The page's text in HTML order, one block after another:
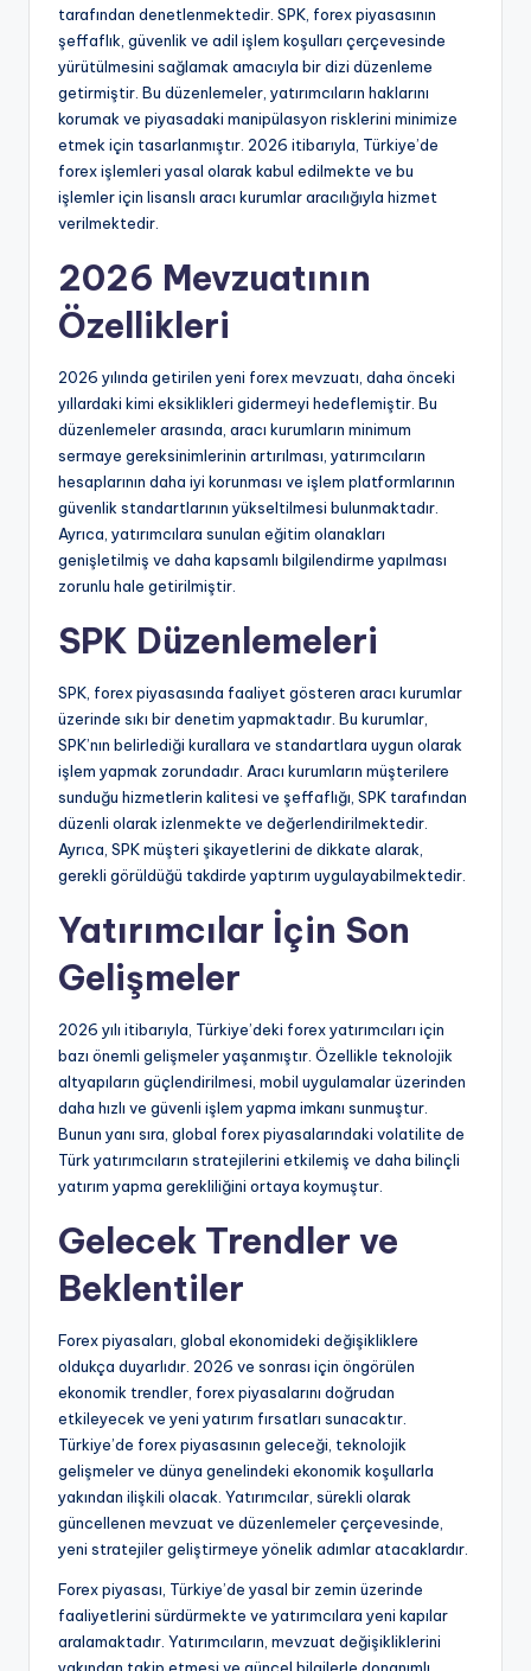
tarafından denetlenmektedir. SPK, forex piyasasının
şeffaflık, güvenlik ve adil işlem koşulları çerçevesinde
yürütülmesini sağlamak amacıyla bir dizi düzenleme
getirmiştir. Bu düzenlemeler, yatırımcıların haklarını
korumak ve piyasadaki manipülasyon risklerini minimize
etmek için tasarlanmıştır. 2026 itibarıyla, Türkiye’de
forex işlemleri yasal olarak kabul edilmekte ve bu
işlemler için lisanslı aracı kurumlar aracılığıyla hizmet
verilmektedir.
2026 Mevzuatının
Özellikleri
2026 yılında getirilen yeni forex mevzuatı, daha önceki
yıllardaki kimi eksiklikleri gidermeyi hedeflemiştir. Bu
düzenlemeler arasında, aracı kurumların minimum
sermaye gereksinimlerinin artırılması, yatırımcıların
hesaplarının daha iyi korunması ve işlem platformlarının
güvenlik standartlarının yükseltilmesi bulunmaktadır.
Ayrıca, yatırımcılara sunulan eğitim olanakları
genişletilmiş ve daha kapsamlı bilgilendirme yapılması
zorunlu hale getirilmiştir.
SPK Düzenlemeleri
SPK, forex piyasasında faaliyet gösteren aracı kurumlar
üzerinde sıkı bir denetim yapmaktadır. Bu kurumlar,
SPK’nın belirlediği kurallara ve standartlara uygun olarak
işlem yapmak zorundadır. Aracı kurumların müşterilere
sunduğu hizmetlerin kalitesi ve şeffaflığı, SPK tarafından
düzenli olarak izlenmekte ve değerlendirilmektedir.
Ayrıca, SPK müşteri şikayetlerini de dikkate alarak,
gerekli görüldüğü takdirde yaptırım uygulayabilmektedir.
Yatırımcılar İçin Son
Gelişmeler
2026 yılı itibarıyla, Türkiye’deki forex yatırımcıları için
bazı önemli gelişmeler yaşanmıştır. Özellikle teknolojik
altyapıların güçlendirilmesi, mobil uygulamalar üzerinden
daha hızlı ve güvenli işlem yapma imkanı sunmuştur.
Bunun yanı sıra, global forex piyasalarındaki volatilite de
Türk yatırımcıların stratejilerini etkilemiş ve daha bilinçli
yatırım yapma gerekliliğini ortaya koymuştur.
Gelecek Trendler ve
Beklentiler
Forex piyasaları, global ekonomideki değişikliklere
oldukça duyarlıdır. 2026 ve sonrası için öngörülen
ekonomik trendler, forex piyasalarını doğrudan
etkileyecek ve yeni yatırım fırsatları sunacaktır.
Türkiye’de forex piyasasının geleceği, teknolojik
gelişmeler ve dünya genelindeki ekonomik koşullarla
yakından ilişkili olacak. Yatırımcılar, sürekli olarak
güncellenen mevzuat ve düzenlemeler çerçevesinde,
yeni stratejiler geliştirmeye yönelik adımlar atacaklardır.
Forex piyasası, Türkiye’de yasal bir zemin üzerinde
faaliyetlerini sürdürmekte ve yatırımcılara yeni kapılar
aralamaktadır. Yatırımcıların, mevzuat değişikliklerini